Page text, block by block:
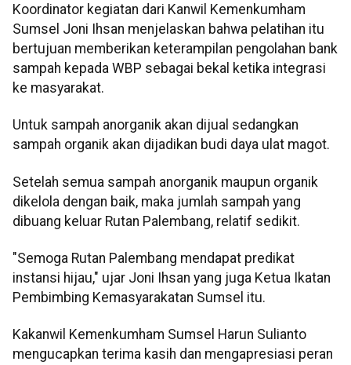
Koordinator kegiatan dari Kanwil Kemenkumham
Sumsel Joni Ihsan menjelaskan bahwa pelatihan itu
bertujuan memberikan keterampilan pengolahan bank
sampah kepada WBP sebagai bekal ketika integrasi
ke masyarakat.
Untuk sampah anorganik akan dijual sedangkan
sampah organik akan dijadikan budi daya ulat magot.
Setelah semua sampah anorganik maupun organik
dikelola dengan baik, maka jumlah sampah yang
dibuang keluar Rutan Palembang, relatif sedikit.
"Semoga Rutan Palembang mendapat predikat
instansi hijau," ujar Joni Ihsan yang juga Ketua Ikatan
Pembimbing Kemasyarakatan Sumsel itu.
Kakanwil Kemenkumham Sumsel Harun Sulianto
mengucapkan terima kasih dan mengapresiasi peran